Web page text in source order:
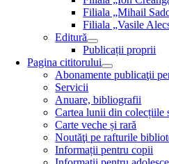
Filiala „Mihail
Filiala „Vasile
Editură
Publicații proprii
Pagina cititorului
Abonamente publicaţii
Servicii
Anuare, bibliografii
Cartea lunii din colecțiile
Carte veche și rară
Noutăţi pe rafturile
Informații pentru copii